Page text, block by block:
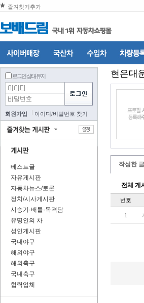
즐겨찾기추가
로그인 상태 유지
회원가입 아이디/비밀번호 찾기
베스트글
자유게시판
자동차뉴스/토론
정치/시사게시판
시승기·배틀·목격담
유명인의 차
성인게시판
국내야구
해외야구
해외축구
국내축구
협력업체
현은대
작성한 글
전체 게
번호
1